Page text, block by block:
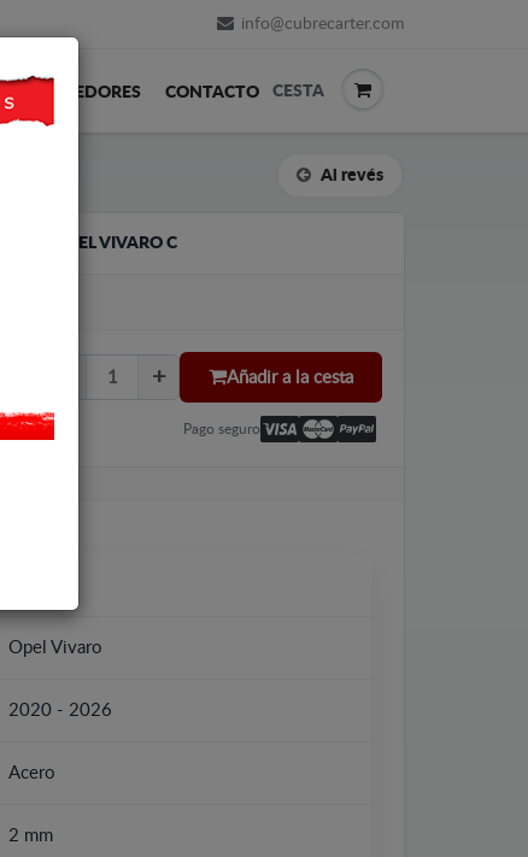
info@cubrecarter.com
REVENDEDORES CONTACTO CESTA
Al revés
OPEL VIVARO C
Añadir a la cesta
Pago seguro
Opel Vivaro
2020 - 2026
Acero
2 mm